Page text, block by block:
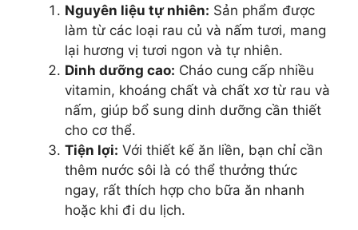
Nguyên liệu tự nhiên: Sản phẩm được
làm từ các loại rau củ và nấm tươi, mang
lại hương vị tươi ngon và tự nhiên.
Dinh dưỡng cao: Cháo cung cấp nhiều
vitamin, khoáng chất và chất xơ từ rau và
nấm, giúp bổ sung dinh dưỡng cần thiết
cho cơ thể.
Tiện lợi: Với thiết kế ăn liền, bạn chỉ cần
thêm nước sôi là có thể thưởng thức
ngay, rất thích hợp cho bữa ăn nhanh
hoặc khi đi du lịch.